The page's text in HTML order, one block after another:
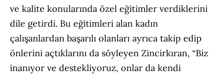
ve kalite konularında özel eğitimler verdiklerini
dile getirdi. Bu eğitimleri alan kadın
çalışanlardan başarılı olanları ayrıca takip edip
önlerini açtıklarını da söyleyen Zincirkıran, “Biz
inanıyor ve destekliyoruz, onlar da kendi